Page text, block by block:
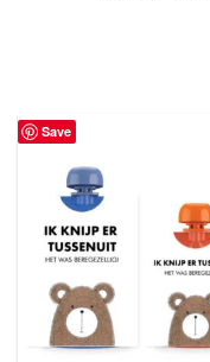
Save